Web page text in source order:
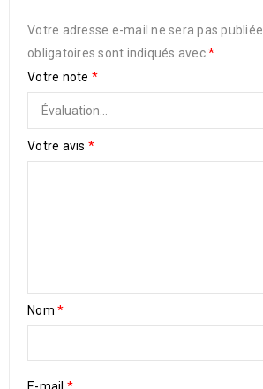
Votre adresse e-mail ne sera pas publiée.
obligatoires sont indiqués avec*
Votre note *
Votre avis *
Nom *